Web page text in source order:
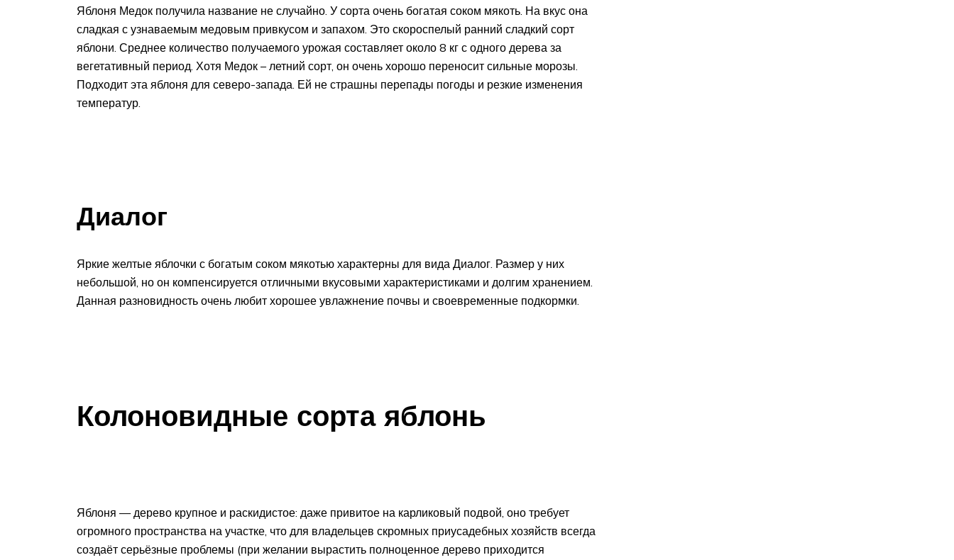
Яблоня Медок получила название не случайно. У сорта очень богатая соком мякоть. На вкус она
сладкая с узнаваемым медовым привкусом и запахом. Это скороспелый ранний сладкий сорт
яблони. Среднее количество получаемого урожая составляет около 8 кг с одного дерева за
вегетативный период. Хотя Медок – летний сорт, он очень хорошо переносит сильные морозы.
Подходит эта яблоня для северо-запада. Ей не страшны перепады погоды и резкие изменения
температур.
Диалог
Яркие желтые яблочки с богатым соком мякотью характерны для вида Диалог. Размер у них
небольшой, но он компенсируется отличными вкусовыми характеристиками и долгим хранением.
Данная разновидность очень любит хорошее увлажнение почвы и своевременные подкормки.
Колоновидные сорта яблонь
Яблоня — дерево крупное и раскидистое: даже привитое на карликовый подвой, оно требует
огромного пространства на участке, что для владельцев скромных приусадебных хозяйств всегда
создаёт серьёзные проблемы (при желании вырастить полноценное дерево приходится